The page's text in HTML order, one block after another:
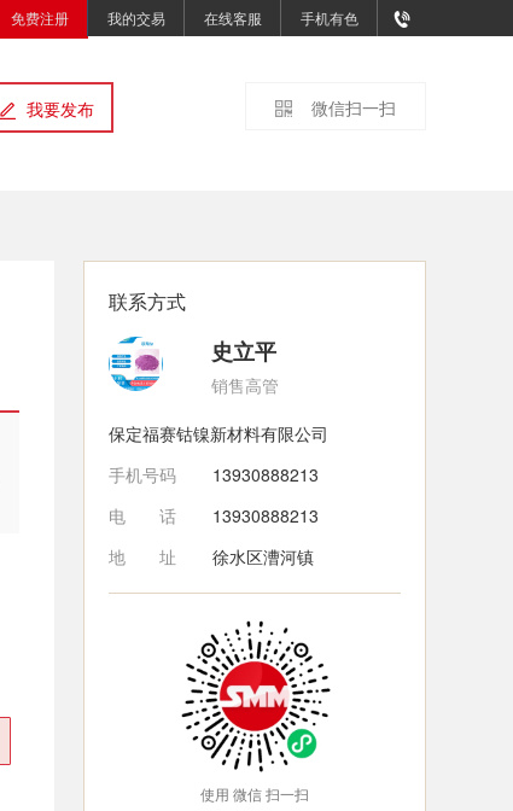
免费注册 我的交易 在线客服 手机有色
我要发布 微信扫一扫
联系方式
史立平
销售高管
保定福赛钴镍新材料有限公司
手机号码
13930888213
电话
13930888213
地址
徐水区漕河镇
使用 微信 扫一扫